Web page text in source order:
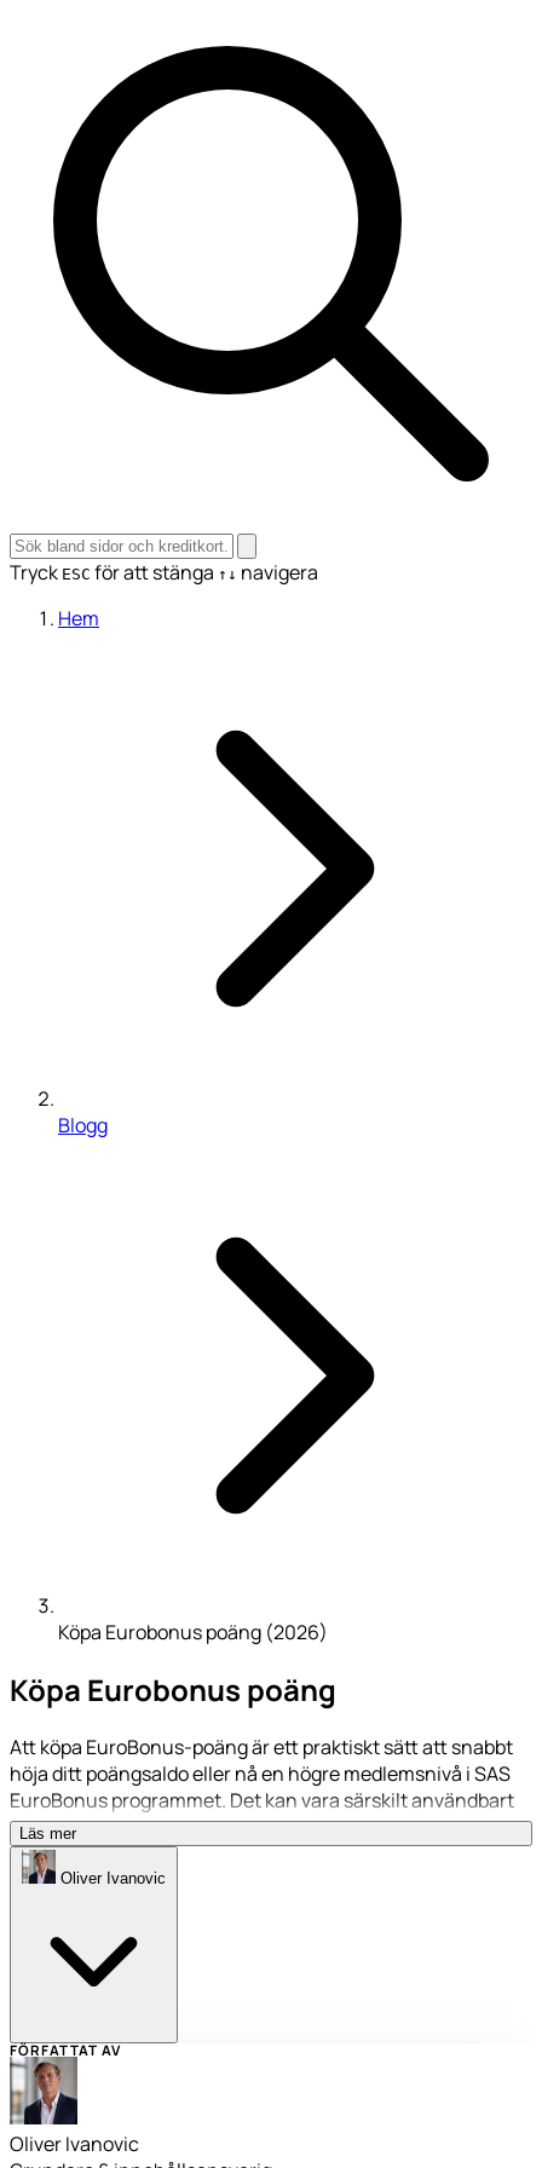
Tryck ESC för att stänga ↑↓ navigera
Hem
Blogg
Köpa Eurobonus poäng (2026)
Köpa Eurobonus poäng
Att köpa EuroBonus-poäng är ett praktiskt sätt att snabbt
höja ditt poängsaldo eller nå en högre medlemsnivå i SAS
EuroBonus programmet. Det kan vara särskilt användbart
när du redan är nära att kvalificera dig för en belöning eller
behålla din nuvarande nivå och vill ha de sista få poängen
lite snabbare.
Läs mer
Oliver Ivanovic
FÖRFATTAT AV
Oliver Ivanovic